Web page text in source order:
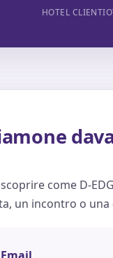
HOTEL CLIENTI
come D-
un incontro o
Email